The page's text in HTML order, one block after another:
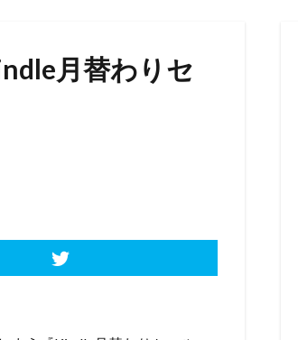
月替わりセ